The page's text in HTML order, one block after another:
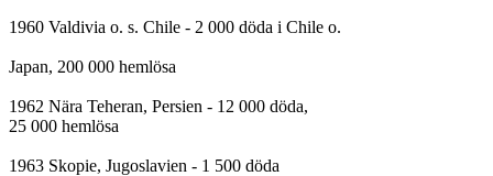
1960 Valdivia o. s. Chile - 2 000 döda i Chile o.
Japan, 200 000 hemlösa
1962 Nära Teheran, Persien - 12 000 döda,
25 000 hemlösa
1963 Skopie, Jugoslavien - 1 500 döda